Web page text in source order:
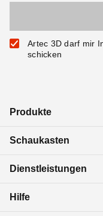
Artec 3D darf mir
schicken
Produkte
Schaukasten
Dienstleistungen
Hilfe